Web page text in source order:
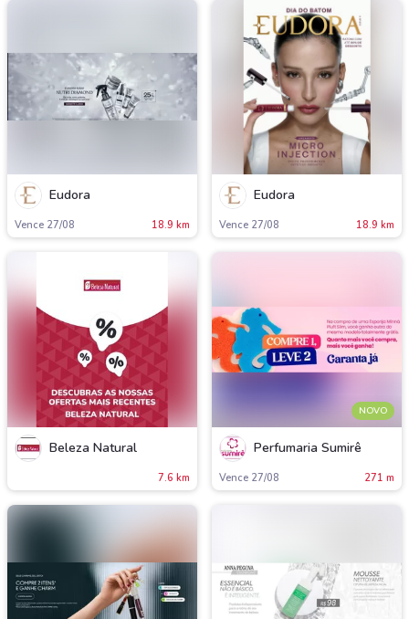
Eudora
Vence 27/08 18.9 km
Eudora
Vence 27/08 18.9 km
Beleza Natural
7.6 km
NOVO
Perfumaria Sumirê
Vence 27/08 271 m